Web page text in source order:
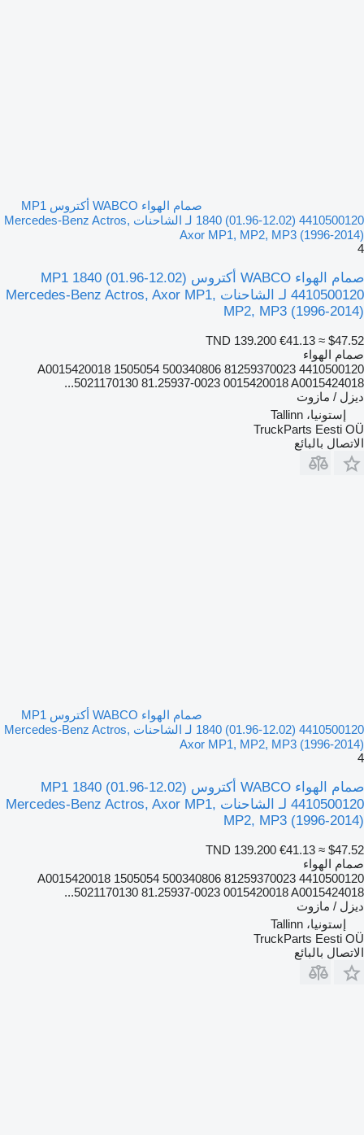
صمام الهواء WABCO أكتروس MP1
1840 (01.96-12.02) 4410500120 لـ الشاحنات Mercedes-Benz Actros,
Axor MP1, MP2, MP3 (1996-2014)
4
صمام الهواء WABCO أكتروس MP1 1840 (01.96-12.02)
4410500120 لـ الشاحنات Mercedes-Benz Actros, Axor MP1,
MP2, MP3 (1996-2014)
TND 139.200 €41.13 ≈ $47.52
صمام الهواء
4410500120 A0015420018 1505054 500340806 81259370023
5021170130 81.25937-0023 0015420018 A0015424018...
ديزل / مازوت
إستونيا، Tallinn
TruckParts Eesti OÜ
الاتصال بالبائع
صمام الهواء WABCO أكتروس MP1
1840 (01.96-12.02) 4410500120 لـ الشاحنات Mercedes-Benz Actros,
Axor MP1, MP2, MP3 (1996-2014)
4
صمام الهواء WABCO أكتروس MP1 1840 (01.96-12.02)
4410500120 لـ الشاحنات Mercedes-Benz Actros, Axor MP1,
MP2, MP3 (1996-2014)
TND 139.200 €41.13 ≈ $47.52
صمام الهواء
4410500120 A0015420018 1505054 500340806 81259370023
5021170130 81.25937-0023 0015420018 A0015424018...
ديزل / مازوت
إستونيا، Tallinn
TruckParts Eesti OÜ
الاتصال بالبائع